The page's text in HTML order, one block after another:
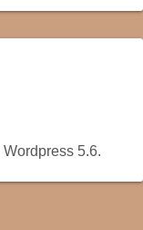
Wordpress 5.6.